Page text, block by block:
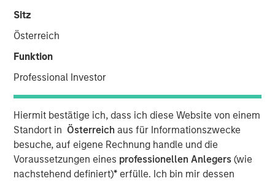
Sitz
Österreich
Funktion
Professional Investor
Hiermit bestätige ich, dass ich diese Website von einem
Standort in Österreich aus für Informationszwecke
besuche, auf eigene Rechnung handle und die
Voraussetzungen eines professionellen Anlegers(wie
nachstehend definiert)* erfülle. Ich bin mir dessen
das Jahr 2026 gestartet, gestützt durch günstige
makroökonomische Bedingungen und robuste
Fundamentaldaten auf Länderebene, wie wir es noch aus
dem Vorjahr kennen. Die Kursgewinne im Januar und
Februar wurden von einem schwächeren US-Dollar,
hohen Realrenditen, einer Einengung der Spreads und